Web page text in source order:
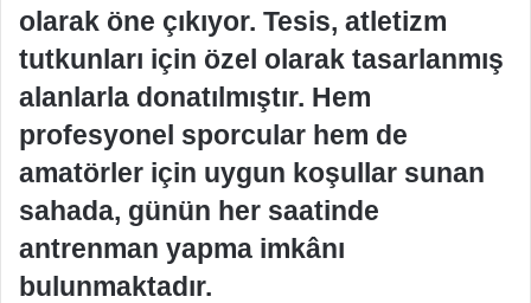
olarak öne çıkıyor. Tesis, atletizm
tutkunları için özel olarak tasarlanmış
alanlarla donatılmıştır. Hem
profesyonel sporcular hem de
amatörler için uygun koşullar sunan
sahada, günün her saatinde
antrenman yapma imkânı
bulunmaktadır.